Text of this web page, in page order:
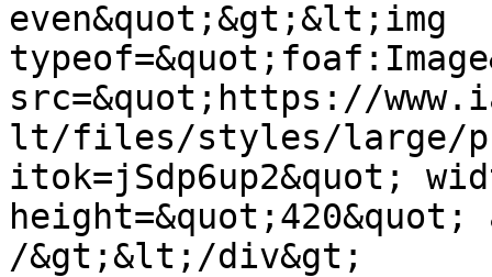
even&quot;&gt;&lt;img
src=&quot;https://
lt/files/styles/large/
itok=jSdp6up2&quot;
/&gt;&lt;/div&gt;